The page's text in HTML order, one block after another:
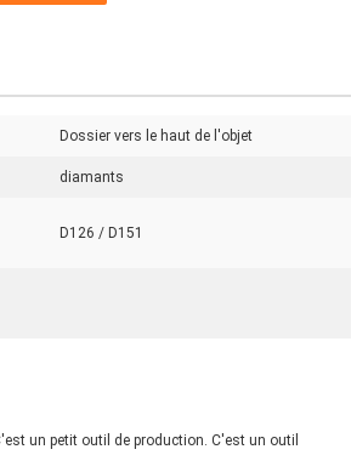
Dossier vers le haut de l'objet
diamants
D126 / D151
un petit outil de production. C'est un outil